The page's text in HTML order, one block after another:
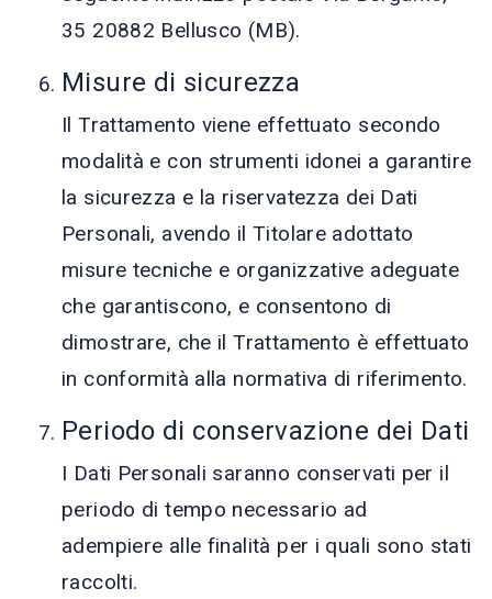
35 20882 Bellusco (MB).
Misure di sicurezza
Il Trattamento viene effettuato secondo
modalità e con strumenti idonei a garantire
la sicurezza e la riservatezza dei Dati
Personali, avendo il Titolare adottato
misure tecniche e organizzative adeguate
che garantiscono, e consentono di
dimostrare, che il Trattamento è effettuato
in conformità alla normativa di riferimento.
Periodo di conservazione dei Dati
I Dati Personali saranno conservati per il
periodo di tempo necessario ad
adempiere alle finalità per i quali sono stati
raccolti.